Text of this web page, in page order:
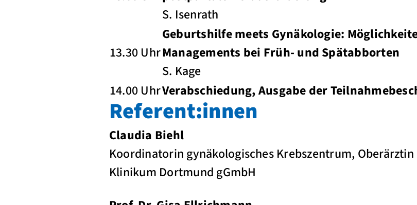
S. Isenrath
13.30 Uhr
Geburtshilfe meets Gynäkologie:
Managements bei Früh- und Spätabborten
S. Kage
14.00 UhrVerabschiedung, Ausgabe der
Referent:innen
Claudia Biehl
Koordinatorin gynäkologisches Krebszentrum,
Klinikum Dortmund gGmbH